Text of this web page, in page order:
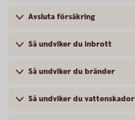
Avsluta försäkring
Så undviker du inbrott
Så undviker du bränder
Så undviker du vattenskador